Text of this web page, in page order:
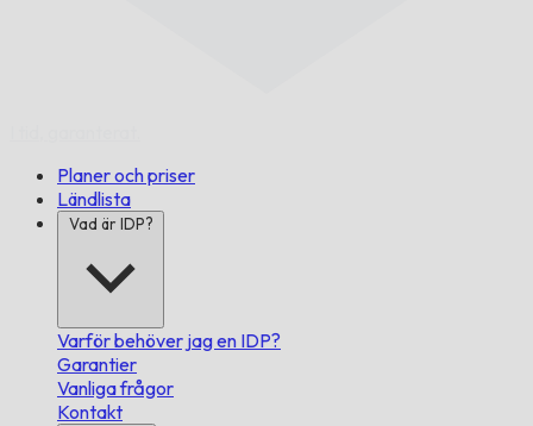
Planer och priser
Ländlista
Vad är IDP?
Varför behöver jag en IDP?
Garantier
Vanliga frågor
Kontakt